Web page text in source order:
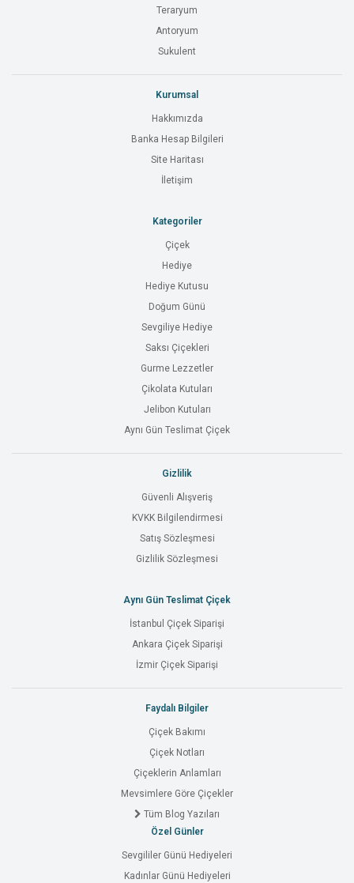
Teraryum
Antoryum
Sukulent
Kurumsal
Hakkımızda
Banka Hesap Bilgileri
Site Haritası
İletişim
Kategoriler
Çiçek
Hediye
Hediye Kutusu
Doğum Günü
Sevgiliye Hediye
Saksı Çiçekleri
Gurme Lezzetler
Çikolata Kutuları
Jelibon Kutuları
Aynı Gün Teslimat Çiçek
Gizlilik
Güvenli Alışveriş
KVKK Bilgilendirmesi
Satış Sözleşmesi
Gizlilik Sözleşmesi
Aynı Gün Teslimat Çiçek
İstanbul Çiçek Siparişi
Ankara Çiçek Siparişi
İzmir Çiçek Siparişi
Faydalı Bilgiler
Çiçek Bakımı
Çiçek Notları
Çiçeklerin Anlamları
Mevsimlere Göre Çiçekler
Tüm Blog Yazıları
Özel Günler
Sevgililer Günü Hediyeleri
Kadınlar Günü Hediyeleri